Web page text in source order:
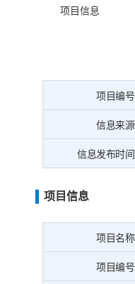
项目信息
项目编号
信息来源
信息发布时间
项目信息
项目名称
项目编号